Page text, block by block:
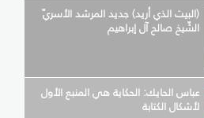
(البيت الذي أريد) جديد المرشد الأسريّ
الشّيخ صالح آل إبراهيم
عباس الحايك: الحكاية هي المنبع الأول
لأشكال الكتابة